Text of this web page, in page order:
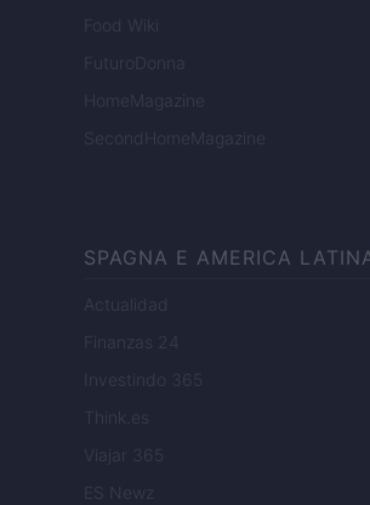
Food Wiki
FuturoDonna
HomeMagazine
SecondHomeMagazine
SPAGNA E AMERICA
Actualidad
Finanzas 24
Investindo 365
Think.es
Viajar 365
ES Newz